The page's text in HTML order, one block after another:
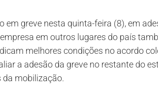
greve nesta quinta-feira (8), em
em outros lugares do país
melhores condições no acordo
a adesão da greve no restante do
da mobilização.